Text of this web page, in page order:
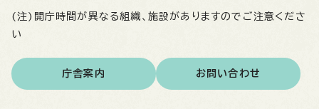
(注)開庁時間が異なる組織、施設がありますのでご注意くださ
い
庁舎案内 お問い合わせ